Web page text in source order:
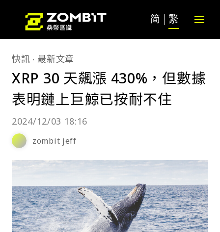
简 繁
快訊 最新文章
XRP 30 天飆漲 430%，但數據
表明鏈上巨鯨已按耐不住
2024/12/03 18:16
zombit jeff